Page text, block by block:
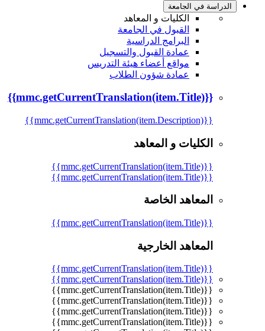
الدراسة في الجامعة
الكليات و المعاهد
القبول في الجامعة
البرامج الدراسية
عمادة القبول والتسجيل
مواقع أعضاء هيئة التدريس
عمادة شؤون الطلاب
{{mmc.getCurrentTranslation(item.Title)}}
{{mmc.getCurrentTranslation(item.Description)}}
الكليات و المعاهد
{{mmc.getCurrentTranslation(item.Title)}}
{{mmc.getCurrentTranslation(item.Title)}}
المعاهد الخاصة
{{mmc.getCurrentTranslation(item.Title)}}
المعاهد الخارجية
{{mmc.getCurrentTranslation(item.Title)}}
{{mmc.getCurrentTranslation(item.Title)}}
{{mmc.getCurrentTranslation(item.Title)}}
{{mmc.getCurrentTranslation(item.Title)}}
{{mmc.getCurrentTranslation(item.Title)}}
{{mmc.getCurrentTranslation(item.Title)}}